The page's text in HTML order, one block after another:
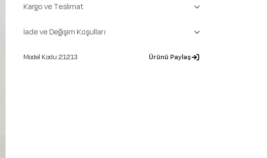
Kargo ve Teslimat
İade ve Değişim Koşulları
21213 Ürünü Paylaş